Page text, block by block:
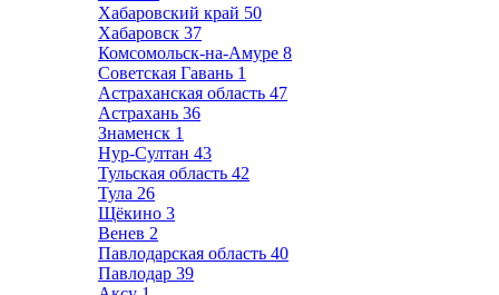
Хабаровский край 50
Хабаровск 37
Комсомольск-на-Амуре 8
Советская Гавань 1
Астраханская область 47
Астрахань 36
Знаменск 1
Нур-Султан 43
Тульская область 42
Тула 26
Щёкино 3
Венев 2
Павлодарская область 40
Павлодар 39